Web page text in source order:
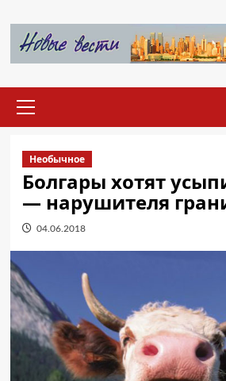
содержимому
меню
Необычное
Болгары хотят
— нарушителя
04.06.2018